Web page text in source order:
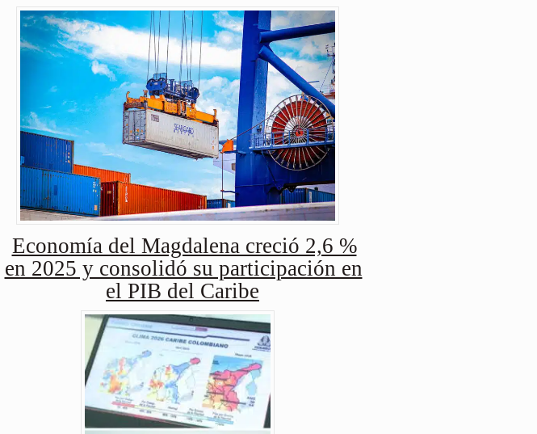
Economía del Magdalena creció 2,6 %
en 2025 y consolidó su participación en
el PIB del Caribe